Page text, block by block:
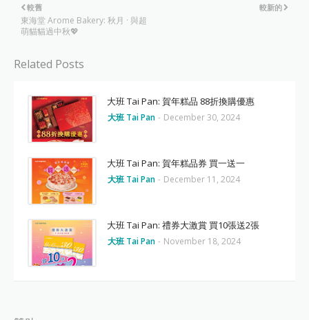
較新的
較舊
東海堂 Arome Bakery: 秋月 · 與超
萌貓貓過中秋💖
Related Posts
大班 Tai Pan: 賀年糕品 88折換購優惠
大班 Tai Pan - December 30, 2024
大班 Tai Pan: 賀年糕品券 買一送一
大班 Tai Pan - December 11, 2024
大班 Tai Pan: 禮券大激賞 買10張送2張
大班 Tai Pan - November 18, 2024